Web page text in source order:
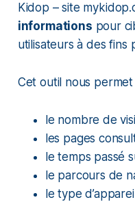
Kidop – site
informations pour
utilisateurs à des fins
Cet outil nous permet
le nombre de
les pages
le temps passé
le parcours de
le type